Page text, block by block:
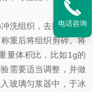
洗组织，去除残留血
重后将组织剪碎。将
量体积比，比如1g的
需要适当调整，并做
玻璃匀浆器中，于冰
电话咨询